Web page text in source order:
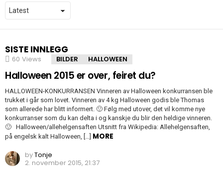
SISTE INNLEGG
60 Views BILDER HALLOWEEN
Halloween 2015 er over, feiret du?
HALLOWEEN-KONKURRANSEN Vinneren av Halloween konkurransen ble
trukket i går som lovet. Vinneren av 4 kg Halloween godis ble Thomas
som allerede har blitt informert. 🙂 Følg med utover, det vil komme nye
konkurranser som du kan delta i og kanskje du blir den heldige vinneren.
🙂 Halloween/allehelgensaften Utsnitt fra Wikipedia: Allehelgensaften,
på engelsk kalt Halloween, […] MORE
byTonje
2. november 2015, 21:37